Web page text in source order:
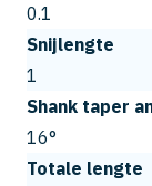
0.1
Snijlengte
1
Shank taper
16°
Totale lengte